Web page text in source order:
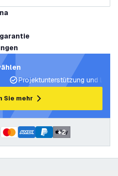
Projektunterstützung und
Sie mehr
+2